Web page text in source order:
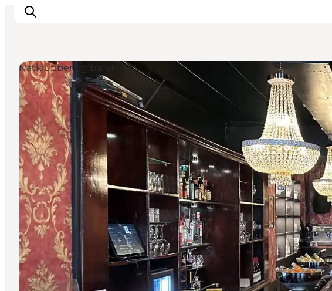
Aktiviteter
Mat och dryck
Planera din resa
Natklubber og barer